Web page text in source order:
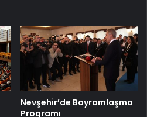
Nevşehir’de Bayramlaşma
Programı